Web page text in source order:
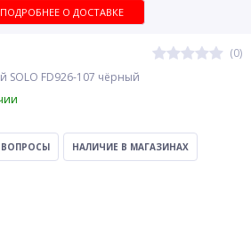
(0)
SOLO FD926-107 чёрный
ПОДРОБНЕЕ О ДОСТАВКЕ
НАЛИЧИЕ В МАГАЗИНАХ